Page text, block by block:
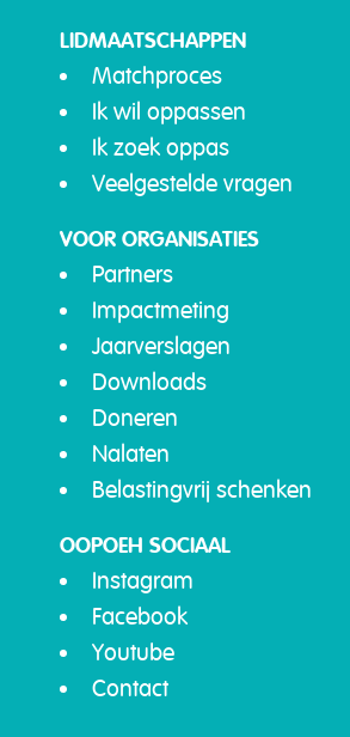
LIDMAATSCHAPPEN
Matchproces
Ik wil oppassen
Ik zoek oppas
Veelgestelde vragen
VOOR ORGANISATIES
Partners
Impactmeting
Jaarverslagen
Downloads
Doneren
Nalaten
Belastingvrij schenken
OOPOEH SOCIAAL
Instagram
Facebook
Youtube
Contact